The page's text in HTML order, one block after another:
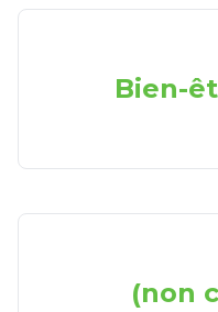
Bien-
(non